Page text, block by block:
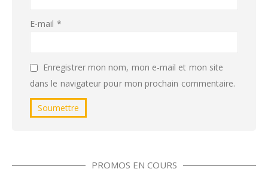
E-mail *
Enregistrer mon nom, mon e-mail et mon site
dans le navigateur pour mon prochain commentaire.
PROMOS EN COURS